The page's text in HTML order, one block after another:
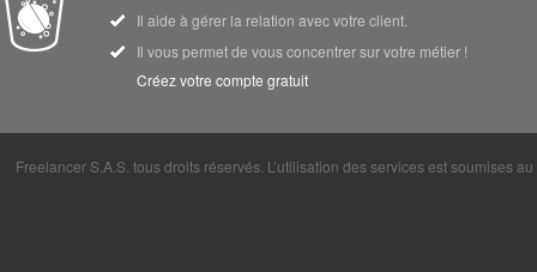
Il aide à gérer la relation avec votre client.
Il vous permet de vous concentrer sur votre métier !
Créez votre compte gratuit
Freelancer S.A.S. tous droits réservés. L’utilisation des services est soumises